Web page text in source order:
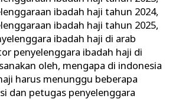
ibadah haji tahun 2024,
ibadah haji tahun 2025,
ibadah haji di arab
penyelenggara ibadah haji di
oleh, mengapa di indonesia
harus menunggu beberapa
dan petugas penyelenggara